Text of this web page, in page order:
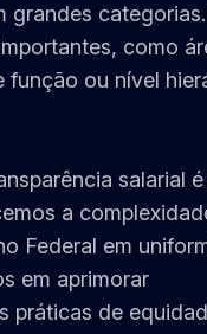
grandes
como
função ou nível
salarial
a
Federal em
em aprimorar
práticas de